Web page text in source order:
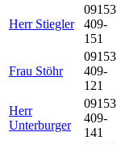
Herr Stiegler
09153
409-
151
Frau Stöhr
09153
409-
121
Herr
Unterburger
09153
409-
141